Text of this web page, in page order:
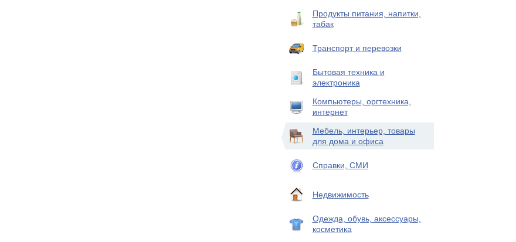
Продукты питания, напитки,
табак
Транспорт и перевозки
Бытовая техника и
электроника
Компьютеры, оргтехника,
интернет
Мебель, интерьер, товары
для дома и офиса
Справки, СМИ
Недвижимость
Одежда, обувь, аксессуары,
косметика